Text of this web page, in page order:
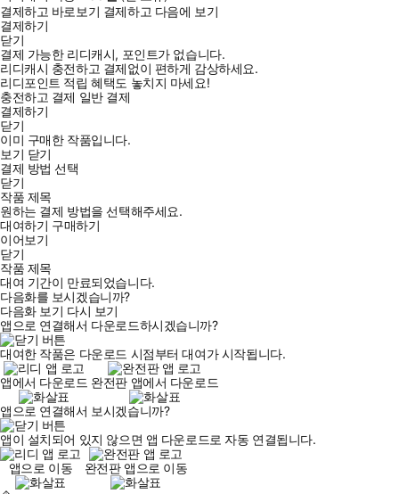
결제하고 바로보기 결제하고 다음에 보기
결제하기
닫기
결제 가능한 리디캐시, 포인트가 없습니다.
리디캐시 충전하고 결제없이 편하게 감상하세요.
리디포인트 적립 혜택도 놓치지 마세요!
충전하고 결제 일반 결제
결제하기
닫기
이미 구매한 작품입니다.
보기 닫기
결제 방법 선택
닫기
작품 제목
원하는 결제 방법을 선택해주세요.
대여하기 구매하기
이어보기
닫기
작품 제목
대여 기간이 만료되었습니다.
다음화를 보시겠습니까?
다음화 보기 다시 보기
앱으로 연결해서 다운로드하시겠습니까?
대여한 작품은 다운로드 시점부터 대여가 시작됩니다.
앱에서 다운로드 완전판 앱에서 다운로드
앱으로 연결해서 보시겠습니까?
앱이 설치되어 있지 않으면 앱 다운로드로 자동 연결됩니다.
앱으로 이동
완전판 앱으로 이동